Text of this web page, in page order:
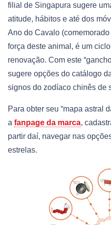
filial de Singapura sugere
atitude, hábitos e até dos
Ano do Cavalo
força deste animal, é um
renovação. Com este
sugere opções do catálogo
signos do zodíaco chinês de
Para obter seu “mapa astral
a fanpage da marca,
partir daí, navegar nas
estrelas.